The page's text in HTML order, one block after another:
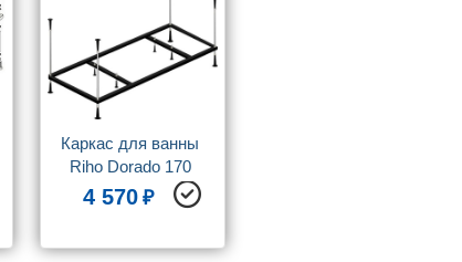
Каркас для ванны
Riho Dorado 170
усиленный
4 570